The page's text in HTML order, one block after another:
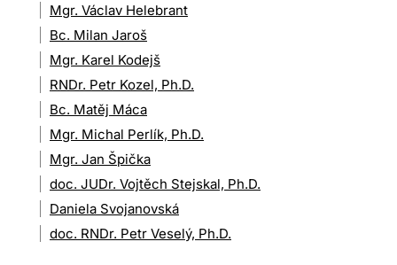
Mgr. Václav Helebrant
Bc. Milan Jaroš
Mgr. Karel Kodejš
RNDr. Petr Kozel, Ph.D.
Bc. Matěj Máca
Mgr. Michal Perlík, Ph.D.
Mgr. Jan Špička
doc. JUDr. Vojtěch Stejskal, Ph.D.
Daniela Svojanovská
doc. RNDr. Petr Veselý, Ph.D.